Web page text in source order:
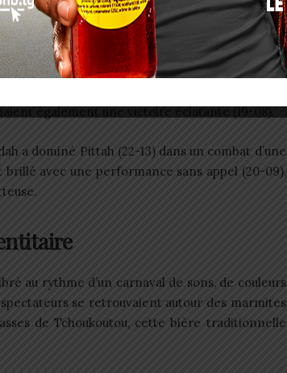
force, jusqu’à remporter la bataille sur un
aux demi-finales dans le canton de Pya. Sur
Kioudè-Gnama a pulvérisé Tchamdè (34-
également une victoire éclatante (19-08).
a dominé Pittah (22-13) dans un combat d’une
avec une performance sans appel (20-09),
au rythme d’un carnaval de sons, de couleurs
se retrouvaient autour des marmites
de Tchoukoutou, cette bière traditionnelle